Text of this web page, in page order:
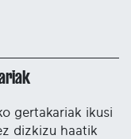
gertakariak ikusi
dizkizu haatik